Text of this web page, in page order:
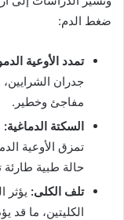
ضغط الدم:
تمدد الأوعية
جدران الشرايين،
مفاجئ وخطير.
السكتة الدماغية:
تمزق الأوعية
حالة طبية طارئة
تلف الكلى: يؤثر
الكليتين، ما قد